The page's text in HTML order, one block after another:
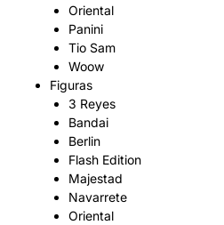
Oriental
Panini
Tio Sam
Woow
Figuras
3 Reyes
Bandai
Berlin
Flash Edition
Majestad
Navarrete
Oriental